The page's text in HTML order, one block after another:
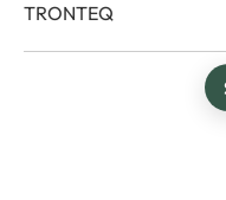
TRONTEQ